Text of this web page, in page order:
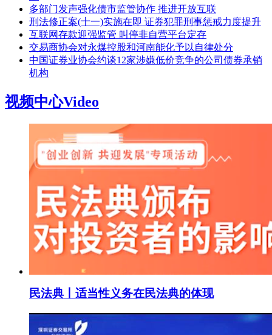
多部门发声强化债市监管协作 推进开放互联
刑法修正案(十一)实施在即 证券犯罪刑事惩戒力度提升
互联网存款迎强监管 叫停非自营平台定存
交易商协会对永煤控股和河南能化予以自律处分
中国证券业协会约谈12家涉嫌低价竞争的公司债券承销
机构
视频中心Video
民法典丨适当性义务在民法典的体现